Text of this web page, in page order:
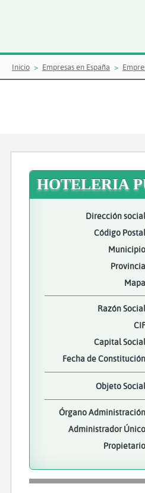
Inicio Empresas en España
HOTELERIA
Dirección social
Código Postal
Municipio
Provincia
Mapa
Razón Social
CIF
Capital Social
Fecha de Constitución
Objeto Social
Órgano Administración
Administrador Único
Propietario